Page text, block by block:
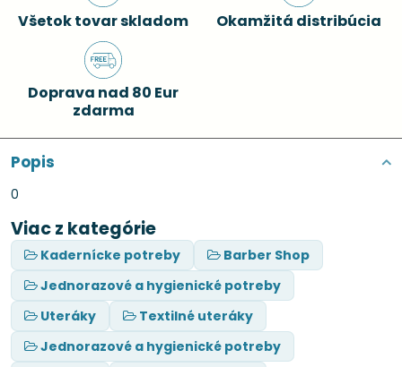
Všetok tovar skladom Okamžitá distribúcia
Doprava nad 80 Eur
zdarma
Popis
0
Viac z kategórie
Kadernícke potreby
Barber Shop
Jednorazové a hygienické potreby
Uteráky
Textilné uteráky
Jednorazové a hygienické potreby